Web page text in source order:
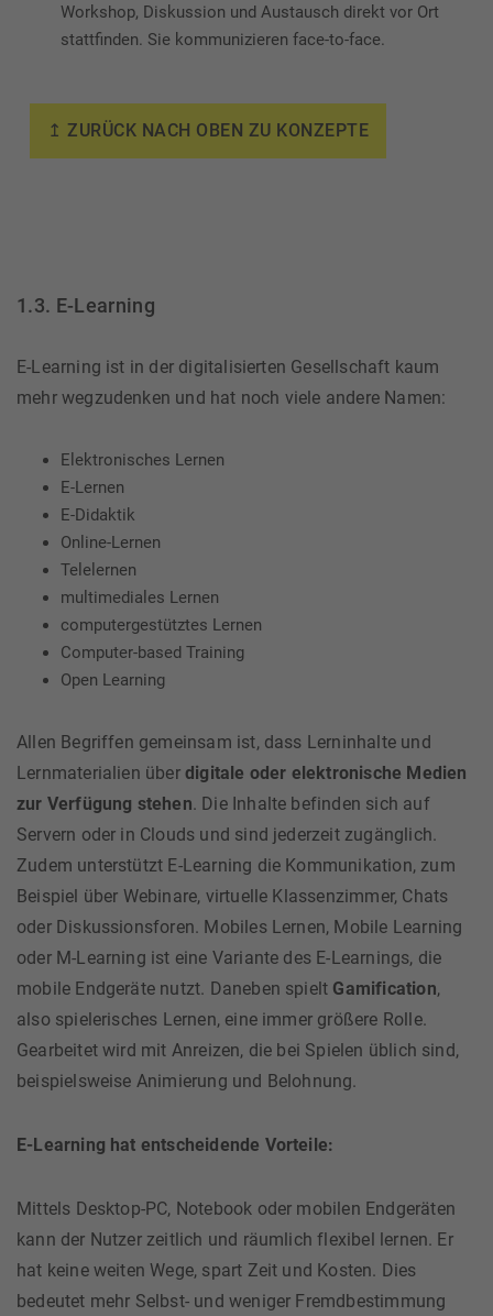
Workshop, Diskussion und Austausch direkt vor Ort
stattfinden. Sie kommunizieren face-to-face.
↥ ZURÜCK NACH OBEN ZU KONZEPTE
1.3. E-Learning
E-Learning ist in der digitalisierten Gesellschaft kaum
mehr wegzudenken und hat noch viele andere Namen:
Elektronisches Lernen
E-Lernen
E-Didaktik
Online-Lernen
Telelernen
multimediales Lernen
computergestütztes Lernen
Computer-based Training
Open Learning
Allen Begriffen gemeinsam ist, dass Lerninhalte und
Lernmaterialien über digitale oder elektronische Medien
zur Verfügung stehen. Die Inhalte befinden sich auf
Servern oder in Clouds und sind jederzeit zugänglich.
Zudem unterstützt E-Learning die Kommunikation, zum
Beispiel über Webinare, virtuelle Klassenzimmer, Chats
oder Diskussionsforen. Mobiles Lernen, Mobile Learning
oder M-Learning ist eine Variante des E-Learnings, die
mobile Endgeräte nutzt. Daneben spielt Gamification,
also spielerisches Lernen, eine immer größere Rolle.
Gearbeitet wird mit Anreizen, die bei Spielen üblich sind,
beispielsweise Animierung und Belohnung.
E-Learning hat entscheidende Vorteile:
Mittels Desktop-PC, Notebook oder mobilen Endgeräten
kann der Nutzer zeitlich und räumlich flexibel lernen. Er
hat keine weiten Wege, spart Zeit und Kosten. Dies
bedeutet mehr Selbst- und weniger Fremdbestimmung